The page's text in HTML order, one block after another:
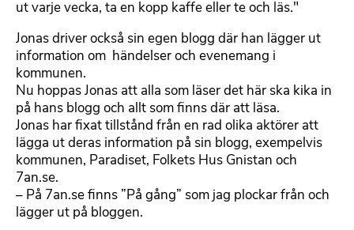
ut varje vecka, ta en kopp kaffe eller te och läs."
Jonas driver också sin egen blogg där han lägger ut
information om händelser och evenemang i
kommunen.
Nu hoppas Jonas att alla som läser det här ska kika in
på hans blogg och allt som finns där att läsa.
Jonas har fixat tillstånd från en rad olika aktörer att
lägga ut deras information på sin blogg, exempelvis
kommunen, Paradiset, Folkets Hus Gnistan och
7an.se.
– På 7an.se finns ”På gång” som jag plockar från och
lägger ut på bloggen.